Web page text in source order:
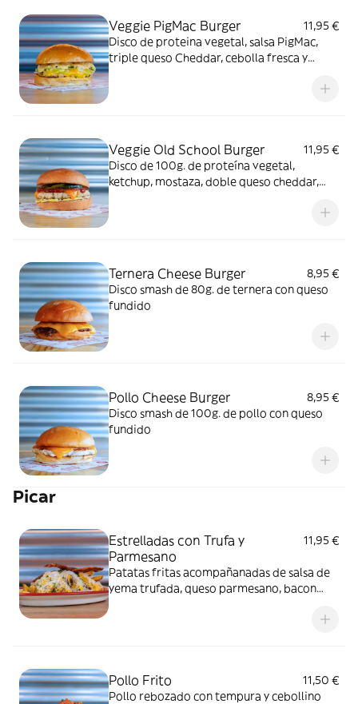
Veggie PigMac Burger
11,95 €
Disco de proteina vegetal, salsa PigMac,
triple queso Cheddar, cebolla fresca y
Veggie Old School Burger
11,95 €
Disco de 100g. de proteína vegetal,
ketchup, mostaza, doble queso cheddar,
Ternera Cheese Burger
8,95 €
Disco smash de 80g. de ternera con queso
fundido
Pollo Cheese Burger
8,95 €
Disco smash de 100g. de pollo con queso
fundido
Picar
Estrelladas con Trufa y
Parmesano
11,95 €
Patatas fritas acompañanadas de salsa de
yema trufada, queso parmesano, bacon
Pollo Frito
11,50 €
Pollo rebozado con tempura y cebollino